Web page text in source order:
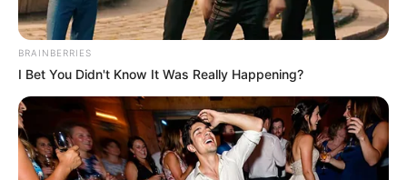
BRAINBERRIES
I Bet You Didn't Know It Was Really Happening?